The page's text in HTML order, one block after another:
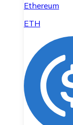
Ethereum
ETH